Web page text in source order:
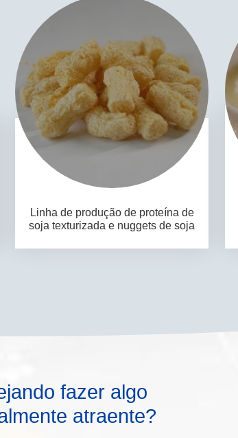
Linha de produção de proteína de
soja texturizada e nuggets de soja
fazer algo
atraente?